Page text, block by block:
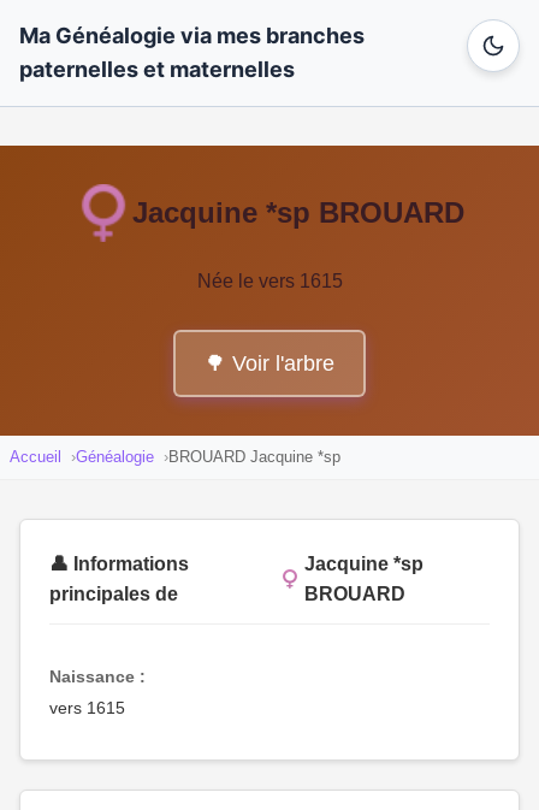
Ma Généalogie via mes branches
paternelles et maternelles
Jacquine *sp BROUARD
Née le vers 1615
🌳 Voir l'arbre
Accueil Généalogie BROUARD Jacquine *sp
👤 Informations
principales de
Jacquine *sp
BROUARD
Naissance :
vers 1615